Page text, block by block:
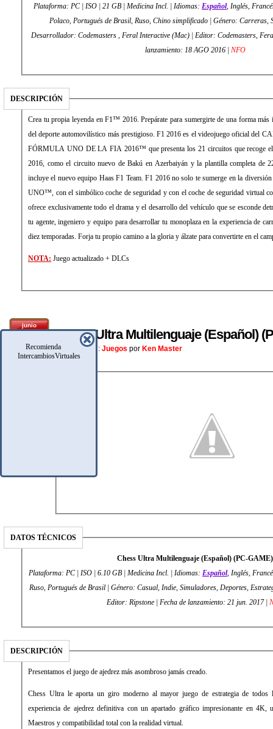
Recomienda
IntercambiosVirtuales
Plataforma: PC | ISO | 21 GB | Medicina Incl. | Idiomas: Español, Inglés,
Polaco, Portugués de Brasil, Ruso, Chino simplificado | Género: Carreras,
Desarrollador: Codemasters , Feral Interactive (Mac) | Editor: Codemasters, Feral Interactive (Mac) | Fecha de
lanzamiento: 18 AGO 2016 | NFO
DESCRIPCIÓN
Crea tu propia leyenda en F1™ 2016. Prepárate para sumergirte de una forma más
del deporte automovilístico más prestigioso. F1 2016 es el videojuego oficial del
FÓRMULA UNO DE LA FIA 2016™ que presenta los 21 circuitos que recoge el
2016, como el circuito nuevo de Bakú en Azerbaiyán y la plantilla completa de
incluye el nuevo equipo Haas F1 Team. F1 2016 no solo te sumerge en la
UNO™, con el simbólico coche de seguridad y con el coche de seguridad virtual
ofrece exclusivamente todo el drama y el desarrollo del vehículo que se esconde
tu agente, ingeniero y equipo para desarrollar tu monoplaza en la experiencia de
diez temporadas. Forja tu propio camino a la gloria y álzate para convertirte en el
NOTA: Juego actualizado + DLCs
junio
21 Chess Ultra Multilenguaje (Español)
Posteado En: Juegos por Ken Master
DATOS TÉCNICOS
Chess Ultra Multilenguaje (Español) (PC-GAME)
Plataforma: PC | ISO | 6.10 GB | Medicina Incl. | Idiomas: Español, Inglés,
Ruso, Portugués de Brasil | Género: Casual, Indie, Simuladores, Deportes,
Editor: Ripstone | Fecha de lanzamiento: 21 jun. 2017 |
DESCRIPCIÓN
Presentamos el juego de ajedrez más asombroso jamás creado.
Chess Ultra le aporta un giro moderno al mayor juego de estrategia de todos
experiencia de ajedrez definitiva con un apartado gráfico impresionante en 4K,
Maestros y compatibilidad total con la realidad virtual.